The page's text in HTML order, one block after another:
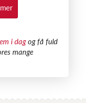
i dagog få fuld
mange